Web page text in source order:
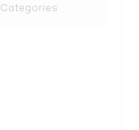
Categories